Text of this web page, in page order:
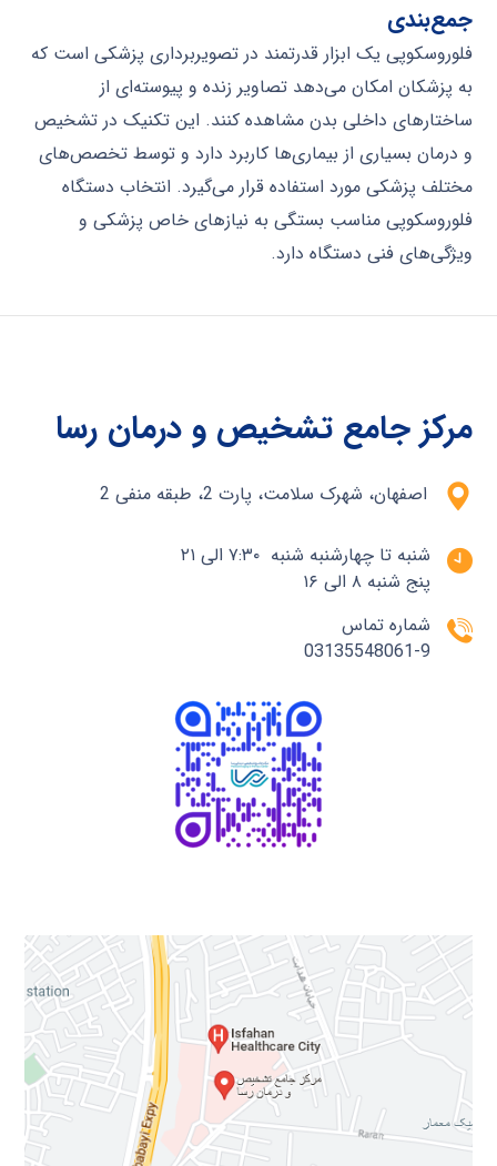
جمع‌بندی
فلوروسکوپی یک ابزار قدرتمند در تصویربرداری پزشکی است که
به پزشکان امکان می‌دهد تصاویر زنده و پیوسته‌ای از
ساختارهای داخلی بدن مشاهده کنند. این تکنیک در تشخیص
و درمان بسیاری از بیماری‌ها کاربرد دارد و توسط تخصص‌های
مختلف پزشکی مورد استفاده قرار می‌گیرد. انتخاب دستگاه
فلوروسکوپی مناسب بستگی به نیازهای خاص پزشکی و
ویژگی‌های فنی دستگاه دارد.
مرکز جامع تشخیص و درمان رسا
اصفهان، شهرک سلامت، پارت 2، طبقه منفی 2
شنبه تا چهارشنبه شنبه ۷:۳۰ الی ۲۱
پنج شنبه ۸ الی ۱۶
شماره تماس
03135548061-9